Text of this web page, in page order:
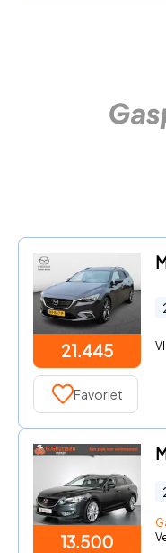
21.445
Favoriet
13.500